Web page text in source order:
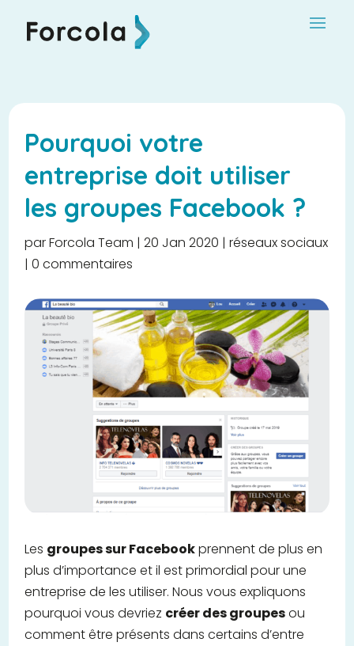
Pourquoi votre
entreprise doit utiliser
les groupes Facebook ?
parForcola Team |20 Jan 2020 |réseaux sociaux
|0 commentaires
Les groupes sur Facebookprennent de plus en
plus d’importance et il est primordial pour une
entreprise de les utiliser. Nous vous expliquons
pourquoi vous devriez créer des groupesou
comment être présents dans certains d’entre